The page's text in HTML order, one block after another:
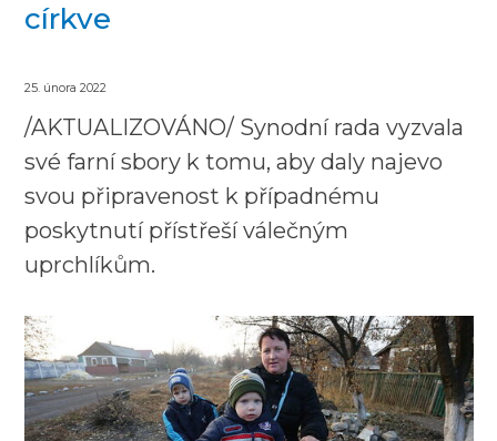
církve
25. února 2022
/AKTUALIZOVÁNO/ Synodní rada vyzvala
své farní sbory k tomu, aby daly najevo
svou připravenost k případnému
poskytnutí přístřeší válečným
uprchlíkům.